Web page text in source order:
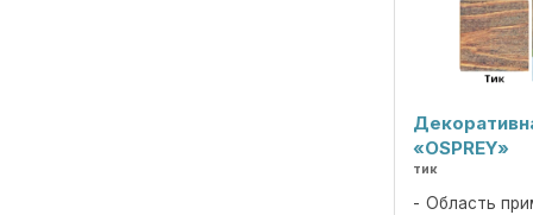
«OSPREY»
тик
Область